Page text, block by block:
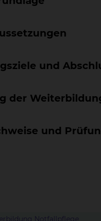
und
der
und
Notfallpflege